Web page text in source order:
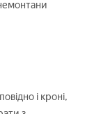
і кроні,